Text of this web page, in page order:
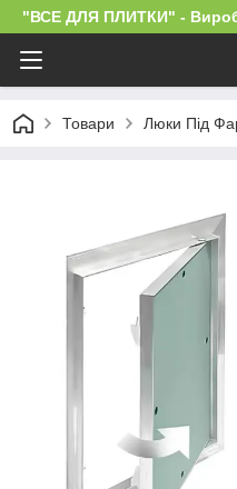
"ВСЕ ДЛЯ ПЛИТКИ" -
Товари Люки Під